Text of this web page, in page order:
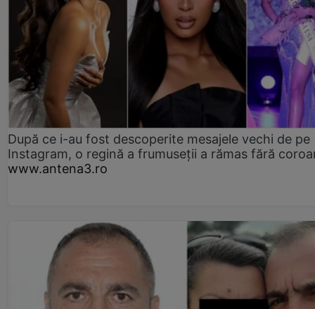
După ce i-au fost descoperite mesajele vechi de pe
Instagram, o regină a frumuseții a rămas fără
www.antena3.ro